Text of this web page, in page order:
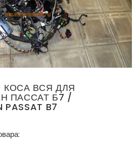
ВСЯ ДЛЯ
ПАССАТ Б7 /
PASSAT B7